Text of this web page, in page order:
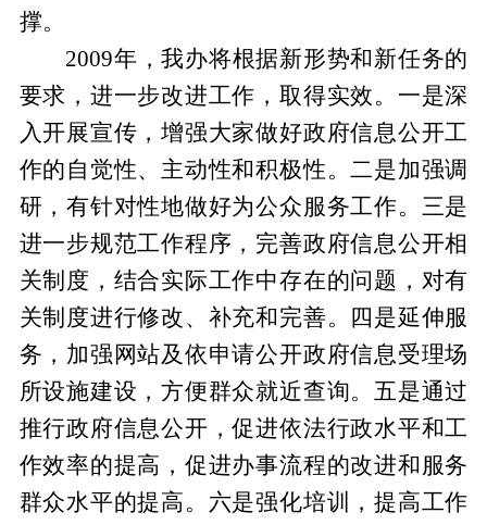
撑。
2009年，我办将根据新形势和新任务的
要求，进一步改进工作，取得实效。一是深
入开展宣传，增强大家做好政府信息公开工
作的自觉性、主动性和积极性。二是加强调
研，有针对性地做好为公众服务工作。三是
进一步规范工作程序，完善政府信息公开相
关制度，结合实际工作中存在的问题，对有
关制度进行修改、补充和完善。四是延伸服
务，加强网站及依申请公开政府信息受理场
所设施建设，方便群众就近查询。五是通过
推行政府信息公开，促进依法行政水平和工
作效率的提高，促进办事流程的改进和服务
群众水平的提高。六是强化培训，提高工作